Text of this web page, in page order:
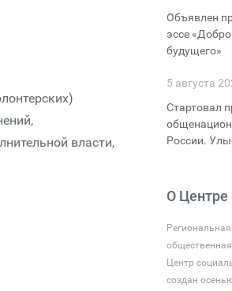
власти,
Объявлен
эссе
будущего»
5 августа
Стартовал
России.
О Центре
Центр
создан